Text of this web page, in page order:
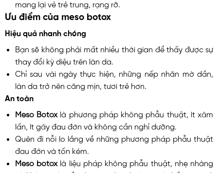
mang lại vẻ trẻ trung, rạng rỡ.
Ưu điểm của meso botox
Hiệu quả nhanh chóng
Bạn sẽ không phải mất nhiều thời gian để thấy được sự
thay đổi kỳ diệu trên làn da.
Chỉ sau vài ngày thực hiện, những nếp nhăn mờ dần,
làn da trở nên căng mịn, tươi trẻ hơn.
An toàn
Meso Botoxlà phương pháp không phẫu thuật, ít xâm
lấn, ít gây đau đớn và không cần nghỉ dưỡng.
Quên đi nỗi lo lắng về những phương pháp phẫu thuật
đau đớn và tốn kém.
Meso botoxlà liệu pháp không phẫu thuật, nhẹ nhàng